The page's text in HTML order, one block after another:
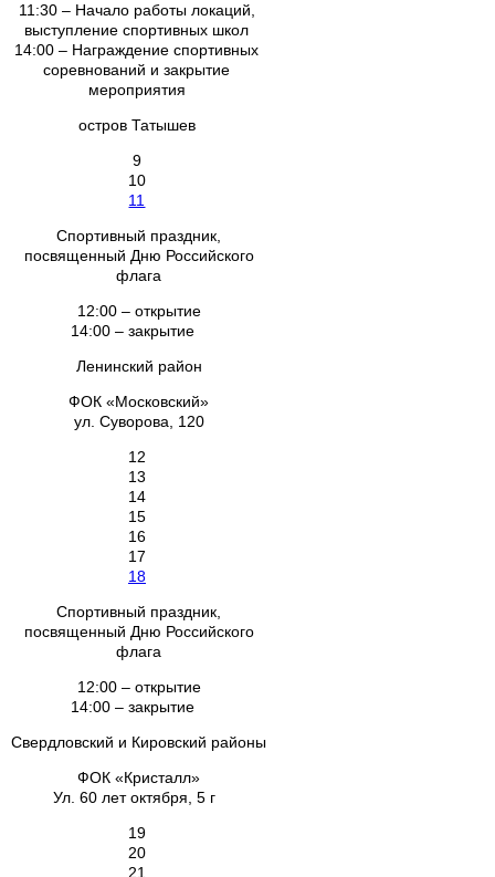
11:30 – Начало работы локаций,
выступление спортивных школ
14:00 – Награждение спортивных
соревнований и закрытие
мероприятия
остров Татышев
9
10
11
Спортивный праздник,
посвященный Дню Российского
флага
12:00 – открытие
14:00 – закрытие
Ленинский район
ФОК «Московский»
ул. Суворова, 120
12
13
14
15
16
17
18
Спортивный праздник,
посвященный Дню Российского
флага
12:00 – открытие
14:00 – закрытие
Свердловский и Кировский районы
ФОК «Кристалл»
Ул. 60 лет октября, 5 г
19
20
21